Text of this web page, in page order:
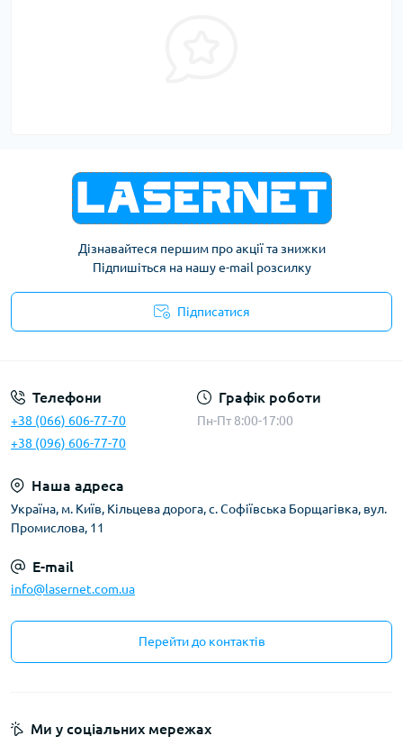
Дізнавайтеся першим про акції та знижки
Підпишіться на нашу e-mail розсилку
Підписатися
Телефони
+38 (066) 606-77-70
+38 (096) 606-77-70
Графік роботи
Пн-Пт 8:00-17:00
Наша адреса
Українa, м. Київ, Кільцева дорога, с. Софіївська Борщагівка, вул.
Промислова, 11
E-mail
info@lasernet.com.ua
Перейти до контактів
Ми у соціальних мережах